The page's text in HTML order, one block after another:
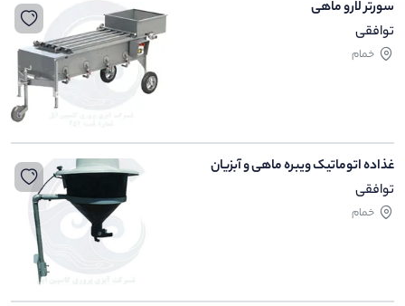
سورتر لارو ماهی
توافقی
خمام
غذاده اتوماتیک ویبره ماهی و آبزیان
توافقی
خمام